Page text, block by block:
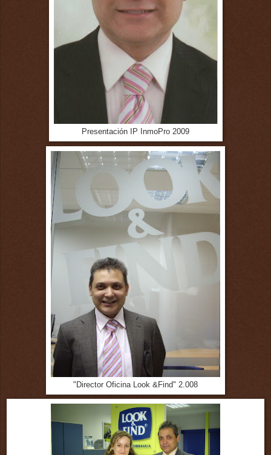
Presentación IP InmoPro 2009
"Director Oficina Look &Find" 2.008